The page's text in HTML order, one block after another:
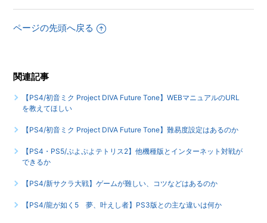
ド版『初音ミク Project DIVA Arcade Future Tone』との主
ページの先頭へ戻る
関連記事
【PS4/初音ミク Project DIVA Future Tone】WEBマニュアルのURL
を教えてほしい
【PS4/初音ミク Project DIVA Future Tone】難易度設定はあるのか
【PS4・PS5/ぷよぷよテトリス2】他機種版とインターネット対戦が
できるか
【PS4/新サクラ大戦】ゲームが難しい、コツなどはあるのか
【PS4/龍が如く5 夢、叶えし者】PS3版との主な違いは何か